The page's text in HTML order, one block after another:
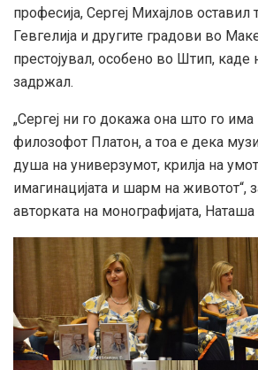
професија, Сергеј Михајлов оставил
Гевгелија и другите градови во
престојувал, особено во Штип, каде
задржал.
„Сергеј ни го докажа она што го има
филозофот Платон, а тоа е дека
душа на универзумот, крилја на
имагинацијата и шарм на животот“,
авторката на монографијата,